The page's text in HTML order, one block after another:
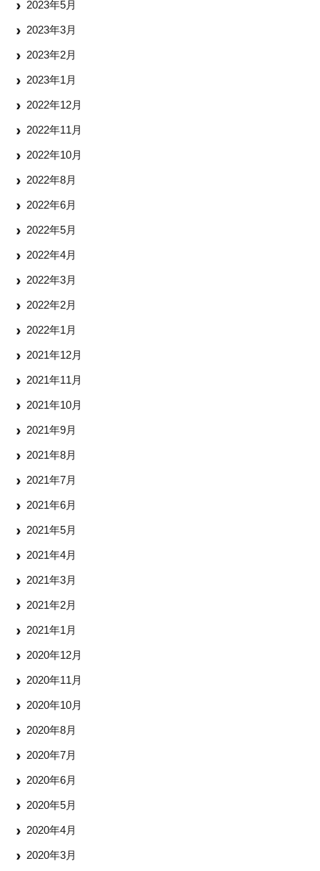
2023年5月
2023年3月
2023年2月
2023年1月
2022年12月
2022年11月
2022年10月
2022年8月
2022年6月
2022年5月
2022年4月
2022年3月
2022年2月
2022年1月
2021年12月
2021年11月
2021年10月
2021年9月
2021年8月
2021年7月
2021年6月
2021年5月
2021年4月
2021年3月
2021年2月
2021年1月
2020年12月
2020年11月
2020年10月
2020年8月
2020年7月
2020年6月
2020年5月
2020年4月
2020年3月